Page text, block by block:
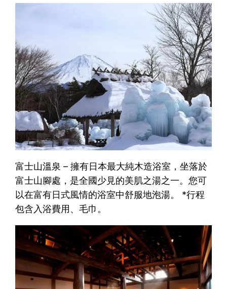
富士山溫泉 – 擁有日本最大純木造浴室，坐落於
富士山腳處，是全國少見的美肌之湯之一。您可
以在富有日式風情的浴室中舒服地泡湯。 *行程
包含入浴費用、毛巾。